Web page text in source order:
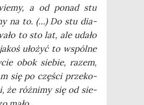
a od ponad stu
na to. (…) Do stu dia­
to sto lat, ale uda­ło
uło­żyć to wspól­ne
obok sie­bie, razem,
się po czę­ści prze­ko­
że róż­ni­my się od sie­